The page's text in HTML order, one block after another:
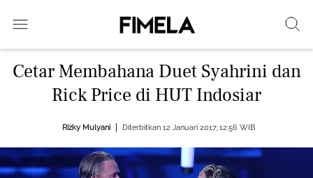
Cetar Membahana Duet Syahrini dan
Rick Price di HUT Indosiar
Rizky Mulyani Diterbitkan 12 Januari 2017, 12:56 WIB